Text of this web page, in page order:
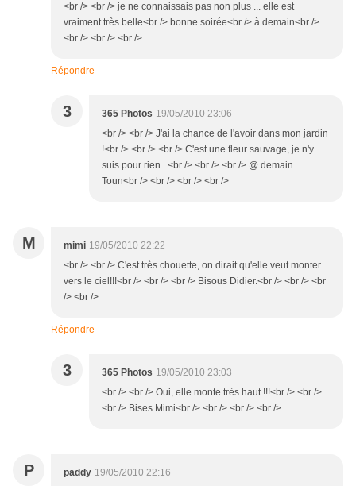
<br /> <br /> je ne connaissais pas non plus ... elle est
vraiment très belle<br /> bonne soirée<br /> à demain<br />
<br /> <br /> <br />
Répondre
3 365 Photos 19/05/2010 23:06
<br /> <br /> J'ai la chance de l'avoir dans mon jardin
!<br /> <br /> <br /> C'est une fleur sauvage, je n'y
suis pour rien...<br /> <br /> <br /> @ demain
Toun<br /> <br /> <br /> <br />
M mimi 19/05/2010 22:22
<br /> <br /> C'est très chouette, on dirait qu'elle veut monter
vers le ciel!!!<br /> <br /> <br /> Bisous Didier.<br /> <br /> <br
/> <br />
Répondre
3 365 Photos 19/05/2010 23:03
<br /> <br /> Oui, elle monte très haut !!!<br /> <br />
<br /> Bises Mimi<br /> <br /> <br /> <br />
P paddy 19/05/2010 22:16